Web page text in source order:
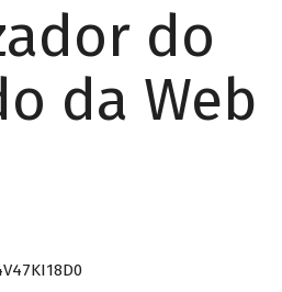
do
da Web